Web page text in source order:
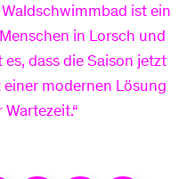
ist ein
in Lorsch und
dass die Saison jetzt
modernen Lösung